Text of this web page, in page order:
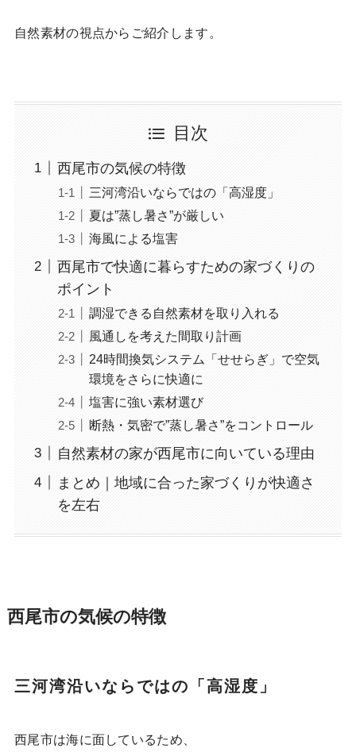
自然素材の視点からご紹介します。
目次
西尾市の気候の特徴
三河湾沿いならではの「高湿度」
夏は”蒸し暑さ”が厳しい
海風による塩害
西尾市で快適に暮らすための家づくりの
ポイント
調湿できる自然素材を取り入れる
風通しを考えた間取り計画
24時間換気システム「せせらぎ」で空気
環境をさらに快適に
塩害に強い素材選び
断熱・気密で”蒸し暑さ”をコントロール
自然素材の家が西尾市に向いている理由
まとめ｜地域に合った家づくりが快適さ
を左右
西尾市の気候の特徴
三河湾沿いならではの「高湿度」
西尾市は海に面しているため、